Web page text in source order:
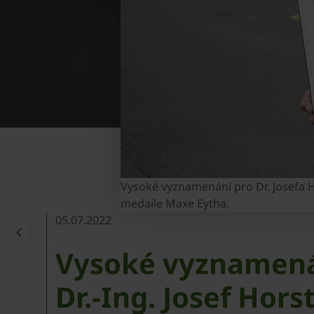
Vysoké vyznamenání pro Dr.
medaile Maxe Eytha.
05.07.2022
Vysoké
Dr.-Ing. Josef